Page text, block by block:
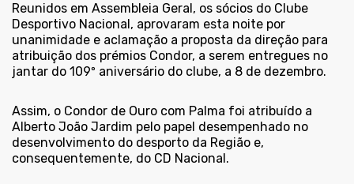
Reunidos em Assembleia Geral, os sócios do Clube
Desportivo Nacional, aprovaram esta noite por
unanimidade e aclamação a proposta da direção para
atribuição dos prémios Condor, a serem entregues no
jantar do 109º aniversário do clube, a 8 de dezembro.
Assim, o Condor de Ouro com Palma foi atribuído a
Alberto João Jardim pelo papel desempenhado no
desenvolvimento do desporto da Região e,
consequentemente, do CD Nacional.